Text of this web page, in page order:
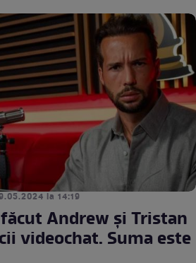
la 14:19
Andrew și Tristan
videochat. Suma este